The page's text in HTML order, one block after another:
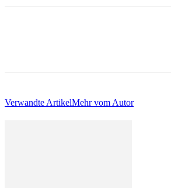
Verwandte ArtikelMehr vom Autor